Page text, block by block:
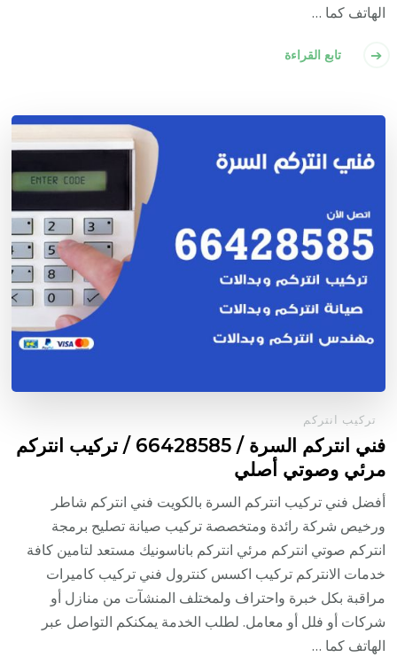
الهاتف كما …
تابع القراءة
تركيب انتركم
فني انتركم السرة / 66428585 / تركيب انتركم
مرئي وصوتي أصلي
أفضل فني تركيب انتركم السرة بالكويت فني انتركم شاطر
ورخيص شركة رائدة ومتخصصة تركيب صيانة تصليح برمجة
انتركم صوتي انتركم مرئي انتركم باناسونيك مستعد لتامين كافة
خدمات الانتركم تركيب اكسس كنترول فني تركيب كاميرات
مراقبة بكل خبرة واحتراف ولمختلف المنشآت من منازل أو
شركات أو فلل أو معامل. لطلب الخدمة يمكنكم التواصل عبر
الهاتف كما …